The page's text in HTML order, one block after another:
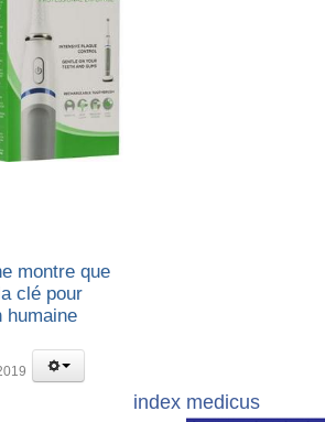
montre que
clé pour
humaine
index medicus